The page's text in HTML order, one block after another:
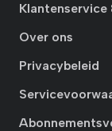
Over ons
Privacybeleid